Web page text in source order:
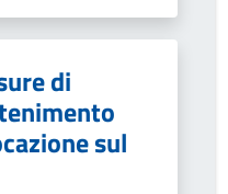
di
sul